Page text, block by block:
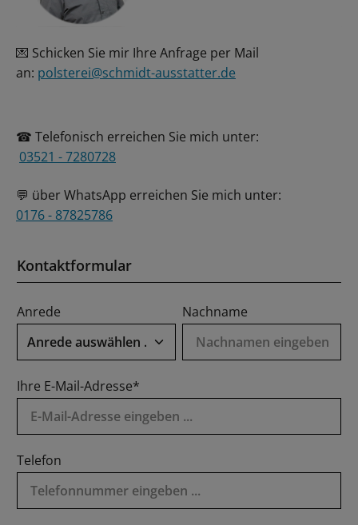
💌 Schicken Sie mir Ihre Anfrage per Mail
an: polsterei@schmidt-ausstatter.de
☎ Telefonisch erreichen Sie mich unter:
03521 - 7280728
💬 über WhatsApp erreichen Sie mich unter:
0176 - 87825786
Kontaktformular
Anrede Nachname
Ihre E-Mail-Adresse*
Telefon